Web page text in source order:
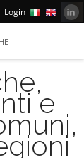
Login
e